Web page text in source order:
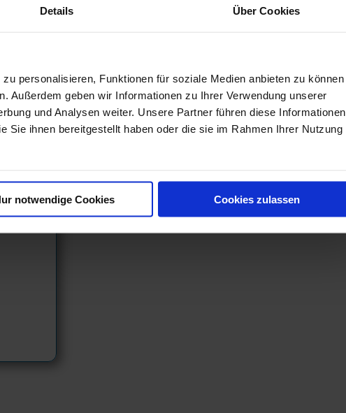
Details Über Cookies
personalisieren, Funktionen für soziale Medien anbieten zu können
Außerdem geben wir Informationen zu Ihrer Verwendung unserer
und Analysen weiter. Unsere Partner führen diese Informationen
Sie ihnen bereitgestellt haben oder die sie im Rahmen Ihrer Nutzung
notwendige Cookies Cookies zulassen
Reisen bis 2027
Reisezeit
... – 31.12.27
Kreuzfahrtgebiet
Atlantik Europa
Nordkap
Kanaren